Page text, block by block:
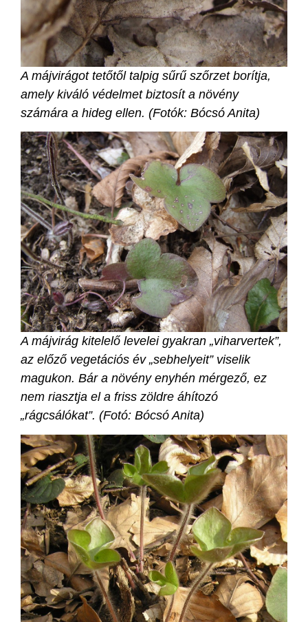
A májvirágot tetőtől talpig sűrű szőrzet borítja,
amely kiváló védelmet biztosít a növény
számára a hideg ellen. (Fotók: Bócsó Anita)
A májvirág kitelelő levelei gyakran „viharvertek”,
az előző vegetációs év „sebhelyeit” viselik
magukon. Bár a növény enyhén mérgező, ez
nem riasztja el a friss zöldre áhítozó
„rágcsálókat”. (Fotó: Bócsó Anita)